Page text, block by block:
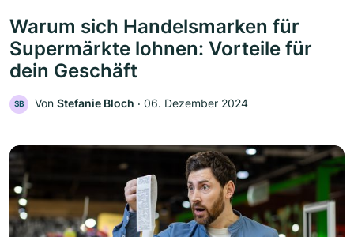
Warum sich Handelsmarken für
Supermärkte lohnen: Vorteile für
dein Geschäft
SB Von Stefanie Bloch ‧ 06. Dezember 2024